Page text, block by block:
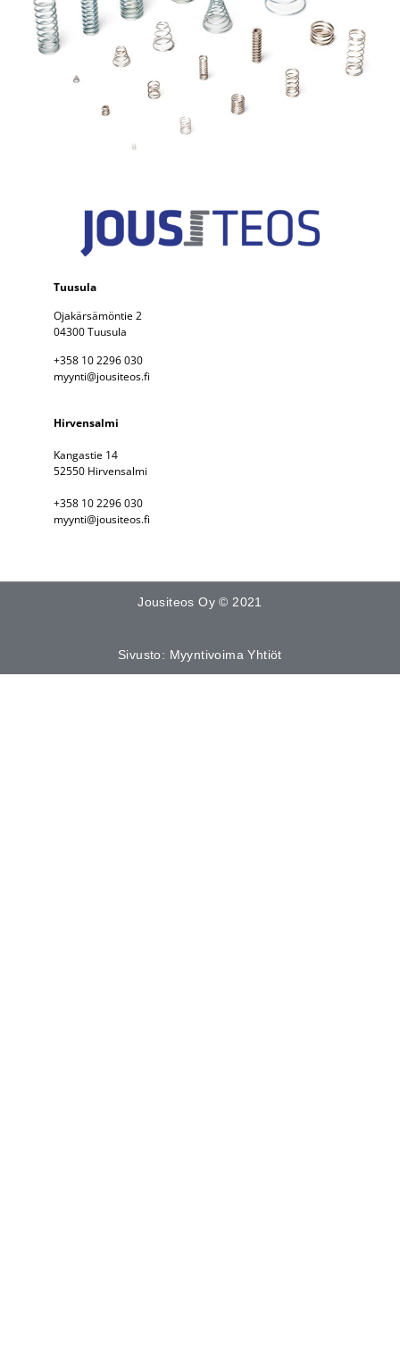
Tuusula
Ojakärsämöntie 2
04300 Tuusula
+358 10 2296 030
myynti@jousiteos.fi
Hirvensalmi
Kangastie 14
52550 Hirvensalmi
+358 10 2296 030
myynti@jousiteos.fi
Jousiteos Oy © 2021
Sivusto: Myyntivoima Yhtiöt